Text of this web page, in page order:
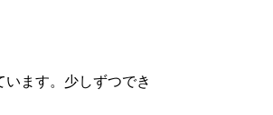
ます。少しずつでき